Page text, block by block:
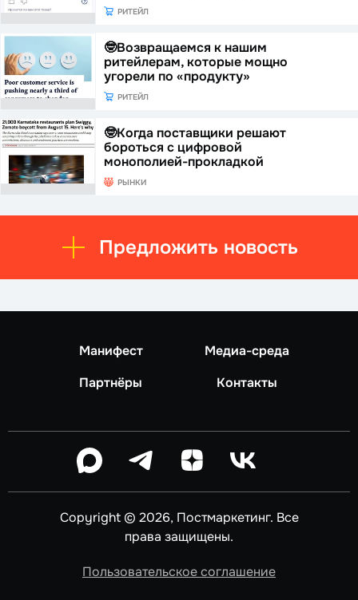
РИТЕЙЛ
🤓Возвращаемся к нашим
ритейлерам, которые мощно
угорели по «продукту»
РИТЕЙЛ
🤓Когда поставщики решают
бороться с цифровой
монополией-прокладкой
РЫНКИ
Предложить новость
Манифест
Медиа-среда
Партнёры
Контакты
Copyright © 2026, Постмаркетинг. Все
права защищены.
Пользовательское соглашение